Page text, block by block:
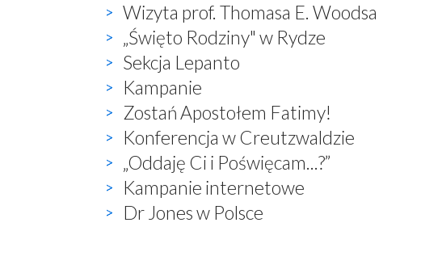
Wizyta prof. Thomasa E. Woodsa
„Święto Rodziny" w Rydze
Sekcja Lepanto
Kampanie
Zostań Apostołem Fatimy!
Konferencja w Creutzwaldzie
„Oddaję Ci i Poświęcam...?”
Kampanie internetowe
Dr Jones w Polsce